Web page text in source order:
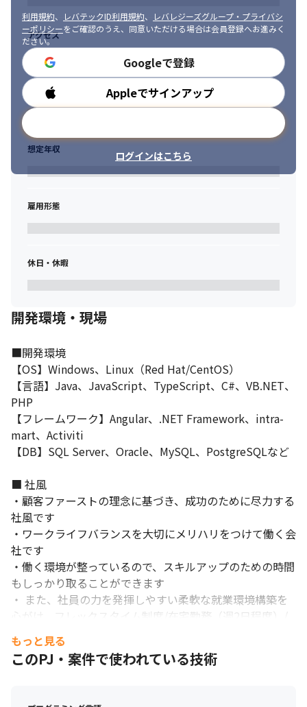
利用規約、 レバテックID利用規約、
レバレジーズグループ・プライバシ
ーポリシーをご確認のうえ、同意いただける場合は会員登録へお進みく
ださい。
Googleで登録
Appleでサインアップ
ログインはこちら
アクセス
勤務時間
想定年収
雇用形態
休日・休暇
開発環境・現場
■開発環境
【OS】Windows、Linux（Red Hat/CentOS）
【言語】Java、JavaScript、TypeScript、C#、VB.NET、
PHP
【フレームワーク】Angular、.NET Framework、intra-
mart、Activiti
【DB】SQL Server、Oracle、MySQL、PostgreSQLなど
■ 社風
・顧客ファーストの理念に基づき、成功のために尽力する
社風です
・ワークライフバランスを大切にメリハリをつけて働く会
社です
・働く環境が整っているので、スキルアップのための時間
もしっかり取ることができます
・ また、社員の力を発揮しやすい柔軟な就業環境構築を
心がけ、フレックスタイム制度/在宅勤務（週2日程度）/
服装自由などをはじめとして9lover制度（9連休有給取得
促進制度）、男性の時短勤務、自己研鑽のためのセミナ
ー/書籍の負担制度など「あったら嬉しい」制度導入に取
もっと見る
このPJ・案件で使われている技術